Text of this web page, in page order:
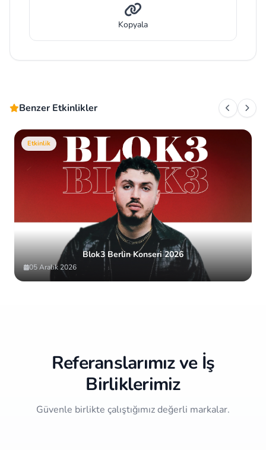
Kopyala
Benzer Etkinlikler
Etkinlik
Blok3 Berlin Konseri 2026
05 Aralık 2026
Referanslarımız ve İş
Birliklerimiz
Güvenle birlikte çalıştığımız değerli markalar.